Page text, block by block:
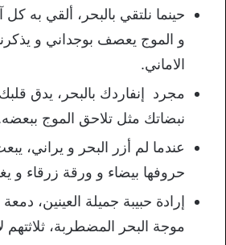
حينما نلتقي بالبحر، ألقي به
و الموج يعصف بوجداني و
الاماني.
مجرد إنفاردك بالبحر، يدق
نبضاتك مثل تلاحق الموج
عندما لم أزر البحر و يراني،
حروفها بيضاء و ورقة زرقاء و
إرادة حبيبة جميلة العينين،
موجة البحر المضطربة، ثلاثتهم